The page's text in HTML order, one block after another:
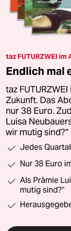
taz FUTURZWEI im
Endlich mal
taz
Zukunft. Das
nur 38 Euro.
Luisa
wir mutig
Jedes
Nur 38 Euro
Als Prämie
mutig sind?“